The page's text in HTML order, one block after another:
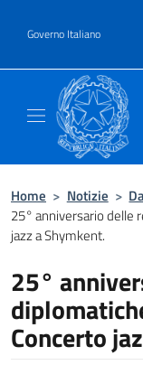
Governo Italiano
Home > Notizie >
25° anniversario delle
jazz a Shymkent.
25°
Concerto